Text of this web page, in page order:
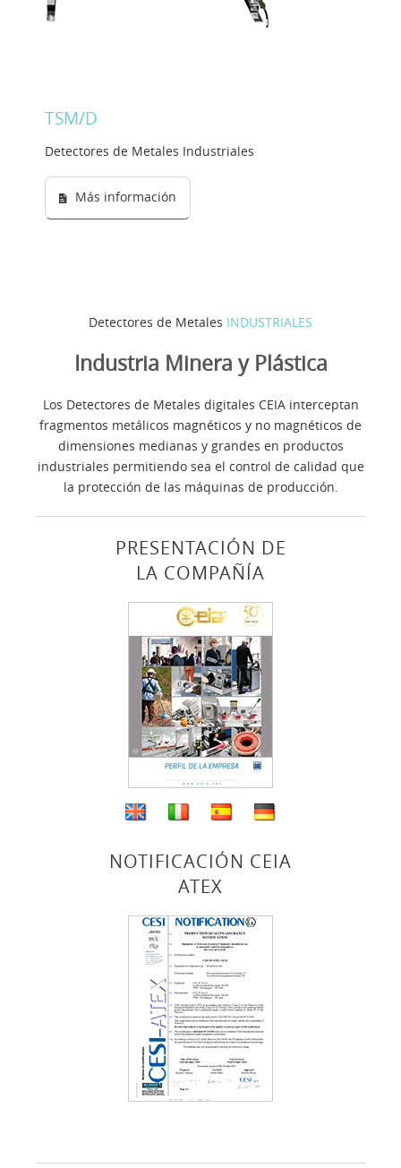
Lengua
Detectores de Metales INDUSTRIALES
Industria Minera y Plástica
Los Detectores de Metales digitales CEIA interceptan
fragmentos metálicos magnéticos y no magnéticos de
dimensiones medianas y grandes en productos
industriales permitiendo sea el control de calidad que
la protección de las máquinas de producción.
PRESENTACIÓN DE
LA COMPAÑÍA
NOTIFICACIÓN CEIA
ATEX
TSM/D
Detectores de Metales Industriales
Más información